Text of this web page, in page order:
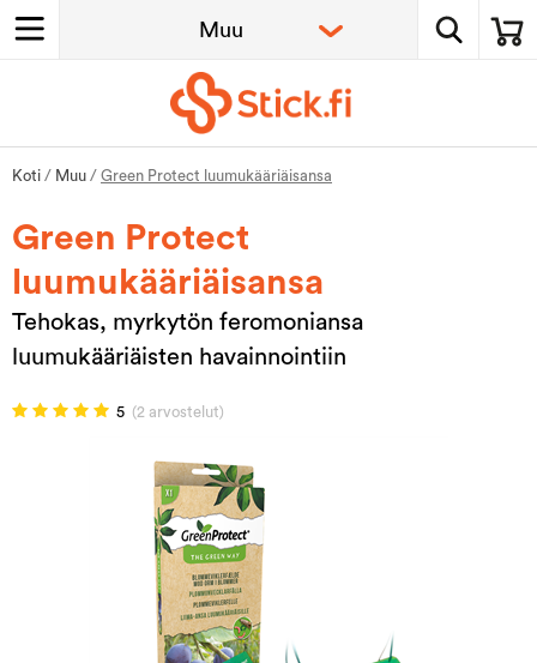
Koti / Muu / Green Protect luumukääriäisansa
Green Protect
luumukääriäisansa
Tehokas, myrkytön feromoniansa
luumukääriäisten havainnointiin
5 (2 arvostelut)